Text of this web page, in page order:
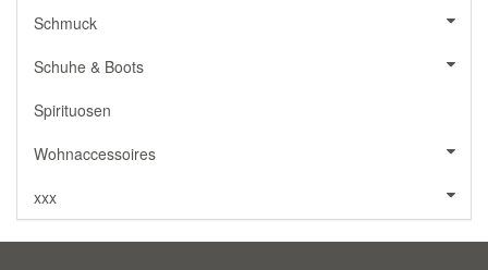
Schmuck
Schuhe & Boots
Spirituosen
Wohnaccessoires
xxx